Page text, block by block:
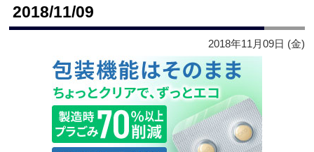
2018/11/09
2018年11月09日 (金)